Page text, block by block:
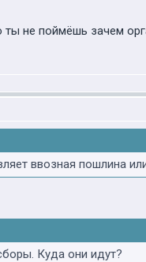
не поймёшь зачем
ввозная пошлина
Куда они идут?